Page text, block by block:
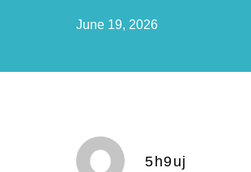
June 19, 2026
5h9uj